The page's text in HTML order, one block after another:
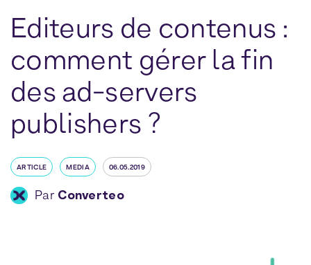
Editeurs de contenus :
comment gérer la fin
des ad-servers
publishers ?
ARTICLE MEDIA 06.05.2019
Par Converteo